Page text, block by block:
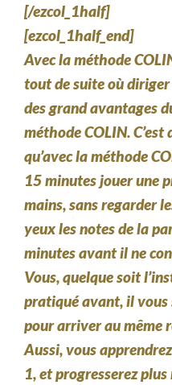
[/ezcol_1half]
[ezcol_1half_end]
Avec la méthode
tout de suite où diriger
des grand avantages
méthode COLIN. C’est
qu’avec la méthode
15 minutes jouer une
mains, sans regarder
yeux les notes de la
minutes avant il ne
Vous, quelque soit
pratiqué avant, il
pour arriver au même
Aussi, vous
1, et progresserez